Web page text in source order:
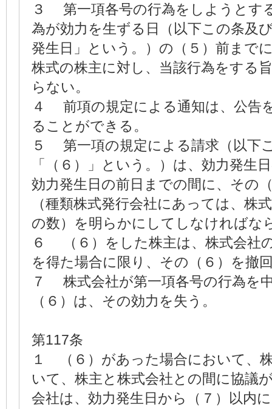
３ 第一項各号の行為をしようとす
為が効力を生ずる日（以下この条及
発生日」という。）の（５）前まで
株式の株主に対し、当該行為をする
らない。
４ 前項の規定による通知は、公告
ることができる。
５ 第一項の規定による請求（以下
「（６）」という。）は、効力発生
効力発生日の前日までの間に、その
（種類株式発行会社にあっては、株
の数）を明らかにしてしなければな
６ （６）をした株主は、株式会社
を得た場合に限り、その（６）を撤
７ 株式会社が第一項各号の行為を
（６）は、その効力を失う。
第117条
１ （６）があった場合において、
いて、株主と株式会社との間に協議
会社は、効力発生日から（７）以内